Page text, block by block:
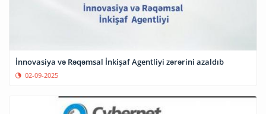
İnnovasiya və Rəqəmsal İnkişaf Agentliyi zərərini azaldıb
02-09-2025